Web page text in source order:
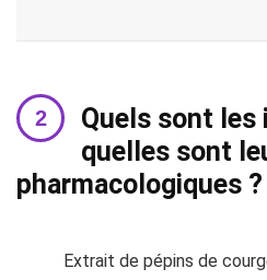
Quels sont les
quelles sont
pharmacologiques ?
Extrait de pépins de